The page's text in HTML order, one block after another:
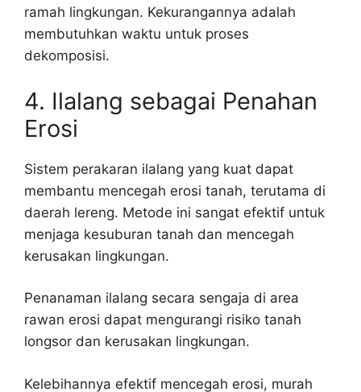
ramah lingkungan. Kekurangannya adalah
membutuhkan waktu untuk proses
dekomposisi.
4. Ilalang sebagai Penahan
Erosi
Sistem perakaran ilalang yang kuat dapat
membantu mencegah erosi tanah, terutama di
daerah lereng. Metode ini sangat efektif untuk
menjaga kesuburan tanah dan mencegah
kerusakan lingkungan.
Penanaman ilalang secara sengaja di area
rawan erosi dapat mengurangi risiko tanah
longsor dan kerusakan lingkungan.
Kelebihannya efektif mencegah erosi, murah